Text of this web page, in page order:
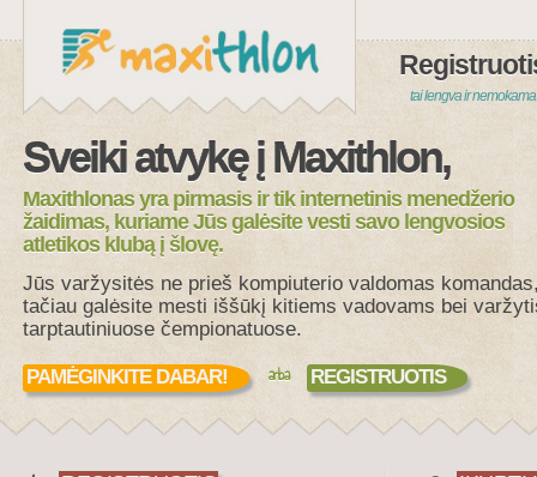
tai lengva ir nemokama
Sveiki atvykę į Maxithlon,
Maxithlonas yra pirmasis ir tik internetinis menedžerio
žaidimas, kuriame Jūs galėsite vesti savo lengvosios
atletikos klubą į šlovę.
Jūs varžysitės ne prieš kompiuterio valdomas
tačiau galėsite mesti iššūkį kitiems vadovams bei
tarptautiniuose čempionatuose.
PAMĖGINKITE DABAR! arba REGISTRUOTIS